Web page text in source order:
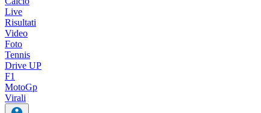
Live
Risultati
Video
Foto
Tennis
Drive UP
F1
MotoGp
Virali